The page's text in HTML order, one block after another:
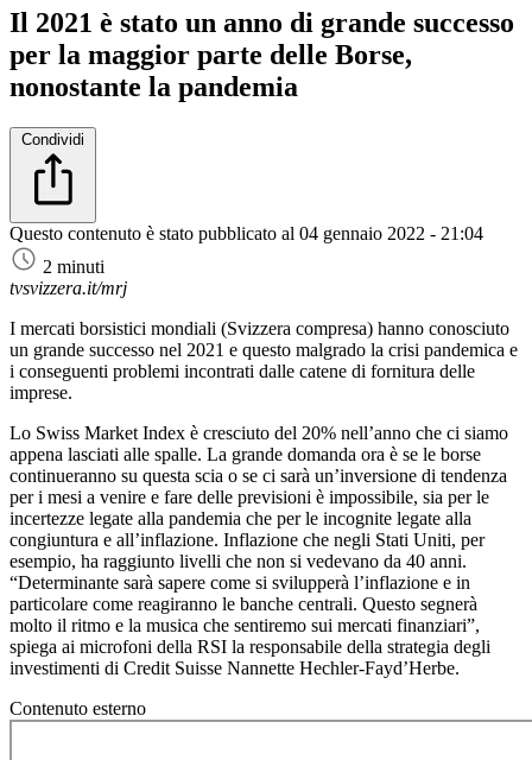
Il 2021 è stato un anno di grande successo
per la maggior parte delle Borse,
nonostante la pandemia
Condividi
Questo contenuto è stato pubblicato al 04 gennaio 2022 - 21:04
2 minuti
tvsvizzera.it/mrj
I mercati borsistici mondiali (Svizzera compresa) hanno conosciuto
un grande successo nel 2021 e questo malgrado la crisi pandemica e
i conseguenti problemi incontrati dalle catene di fornitura delle
imprese.
Lo Swiss Market Index è cresciuto del 20% nell’anno che ci siamo
appena lasciati alle spalle. La grande domanda ora è se le borse
continueranno su questa scia o se ci sarà un’inversione di tendenza
per i mesi a venire e fare delle previsioni è impossibile, sia per le
incertezze legate alla pandemia che per le incognite legate alla
congiuntura e all’inflazione. Inflazione che negli Stati Uniti, per
esempio, ha raggiunto livelli che non si vedevano da 40 anni.
“Determinante sarà sapere come si svilupperà l’inflazione e in
particolare come reagiranno le banche centrali. Questo segnerà
molto il ritmo e la musica che sentiremo sui mercati finanziari”,
spiega ai microfoni della RSI la responsabile della strategia degli
investimenti di Credit Suisse Nannette Hechler-Fayd’Herbe.
Contenuto esterno